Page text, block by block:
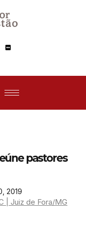
pastores
2019
| Juiz de Fora/MG